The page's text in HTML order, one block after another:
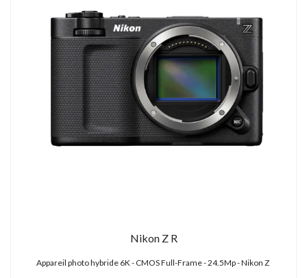
Nikon Z R
Appareil photo hybride 6K - CMOS Full-Frame - 24.5Mp - Nikon Z